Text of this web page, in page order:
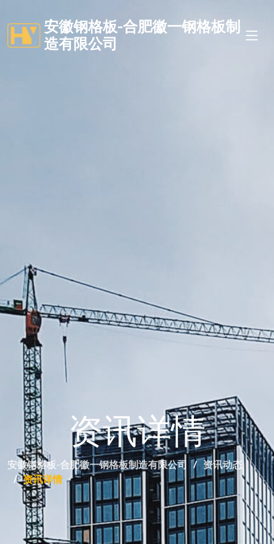
安徽钢格板-合肥徽一钢格板制
造有限公司
资讯详情
安徽钢格板-合肥徽一钢格板制造有限公司
资讯动态
资讯详情